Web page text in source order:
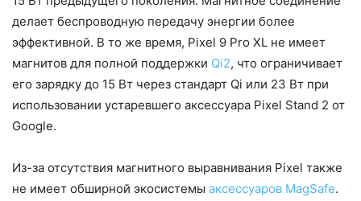
делает беспроводную передачу энергии более
эффективной. В то же время, Pixel 9 Pro XL не имеет
магнитов для полной поддержки Qi2, что ограничивает
его зарядку до 15 Вт через стандарт Qi или 23 Вт при
использовании устаревшего аксессуара Pixel Stand 2 от
Google.
Из-за отсутствия магнитного выравнивания Pixel также
не имеет обширной экосистемы аксессуаров MagSafe.